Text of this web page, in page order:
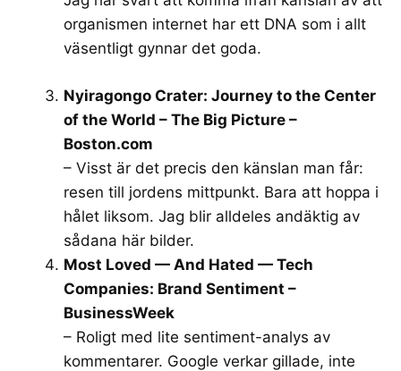
organismen internet har ett DNA som i allt
väsentligt gynnar det goda.
Nyiragongo Crater: Journey to the Center
of the World – The Big Picture –
Boston.com
– Visst är det precis den känslan man får:
resen till jordens mittpunkt. Bara att hoppa i
hålet liksom. Jag blir alldeles andäktig av
sådana här bilder.
Most Loved — And Hated — Tech
Companies: Brand Sentiment –
BusinessWeek
– Roligt med lite sentiment-analys av
kommentarer. Google verkar gillade, inte